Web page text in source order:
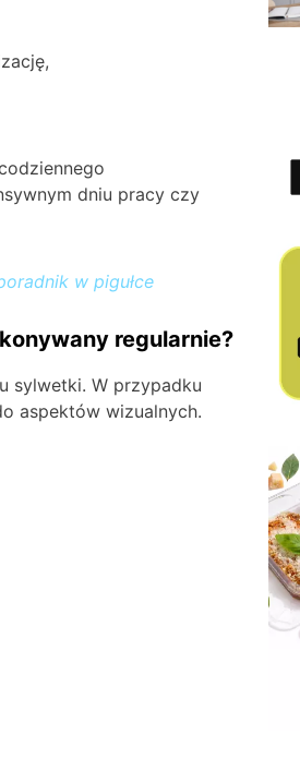
dniu pracy czy
w pigułce
regularnie?
sylwetki. W przypadku
aspektów wizualnych.